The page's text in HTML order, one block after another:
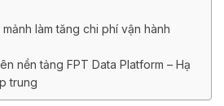
làm tăng chi phí vận hành
nền tảng FPT Data Platform – Hạ
trung